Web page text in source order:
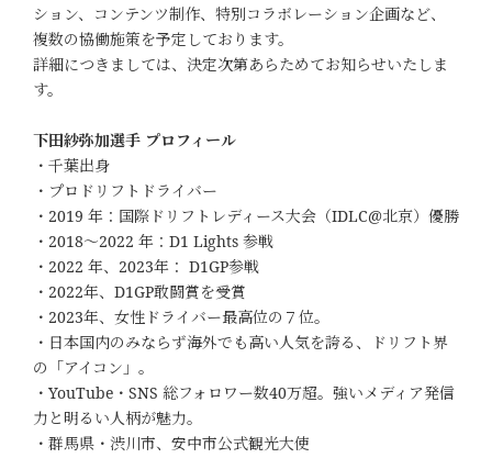
ション、コンテンツ制作、特別コラボレーション企画など、
複数の協働施策を予定しております。
詳細につきましては、決定次第あらためてお知らせいたしま
す。
下田紗弥加選手 プロフィール
・千葉出身
・プロドリフトドライバー
・2019 年：国際ドリフトレディース大会（IDLC@北京）優勝
・2018〜2022 年：D1 Lights 参戦
・2022 年、2023年： D1GP参戦
・2022年、D1GP敢闘賞を受賞
・2023年、女性ドライバー最高位の７位。
・日本国内のみならず海外でも高い人気を誇る、ドリフト界
の「アイコン」。
・YouTube・SNS 総フォロワー数40万超。強いメディア発信
力と明るい人柄が魅力。
・群馬県・渋川市、安中市公式観光大使